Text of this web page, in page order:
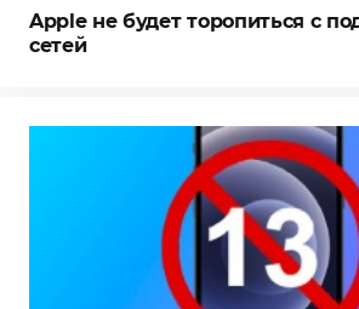
Apple не будет торопиться с
сетей